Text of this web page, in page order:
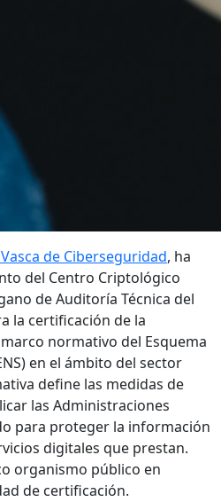
de Ciberseguridad, ha
del Centro Criptológico
de Auditoría Técnica del
la certificación de la
normativo del Esquema
en el ámbito del sector
define las medidas de
las Administraciones
para proteger la información
digitales que prestan.
organismo público en
de certificación.